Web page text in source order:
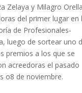
Zelaya y Milagro
del primer lugar en
de Profesionales-
luego de sortear uno
premios a los que se
acreedoras el pasado
o8 de noviembre.